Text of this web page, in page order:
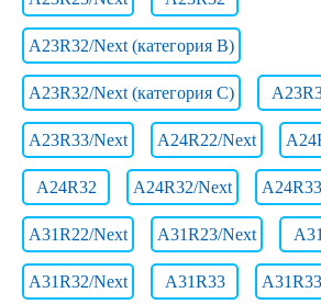
A23R32/Next (категория B)
A23R32/Next (категория C)
A23R33/Next A24R22/Next
A24R32 A24R32/Next
A31R22/Next A31R23/Next
A31R32/Next A31R33